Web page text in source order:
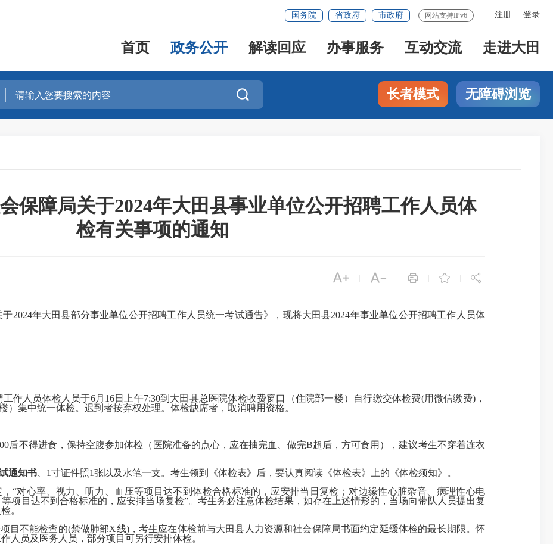
注册 登录
国务院 省政府 市政府 网站支持IPv6
首页 政务公开 解读回应 办事服务 互动交流 走进大田
 长者模式 无障碍浏览
保障局关于2024年大田县事业单位公开招聘工作人员体
检有关事项的通知
    
年大田县部分事业单位公开招聘工作人员统一考试通告》，现将大田县2024年事业单位公开招聘工作人员体
人员体检人员于6月16日上午7:30到大田县总医院体检收费窗口（住院部一楼）自行缴交体检费(用微信缴费)，
）集中统一体检。迟到者按弃权处理。体检缺席者，取消聘用资格。
不得进食，保持空腹参加体检（医院准备的点心，应在抽完血、做完B超后，方可食用），建议考生不穿着连衣
通知书 、1寸证件照1张以及水笔一支。考生领到《体检表》后，要认真阅读《体检表》上的《体检须知》。
对心率、视力、听力、血压等项目达不到体检合格标准的，应安排当日复检；对边缘性心脏杂音、病理性心电
项目达不到合格标准的，应安排当场复检”。考生务必注意体检结果，如存在上述情形的，当场向带队人员提出复
。
不能检查的(禁做肺部X线)，考生应在体检前与大田县人力资源和社会保障局书面约定延缓体检的最长期限。怀
人员及医务人员，部分项目可另行安排体检。